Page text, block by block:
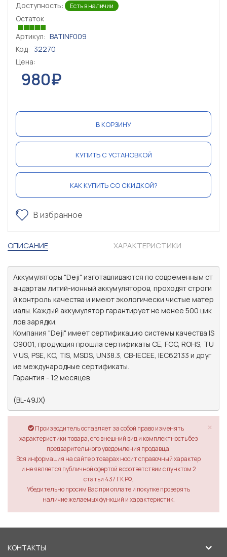
Доступность: Есть в наличии
Остаток
Артикул: BATINF009
Код: 32270
Цена:
980₽
В КОРЗИНУ
КУПИТЬ С УСТАНОВКОЙ
КАК КУПИТЬ СО СКИДКОЙ?
В избранное
ОПИСАНИЕ ХАРАКТЕРИСТИКИ
Аккумуляторы "Deji" изготавливаются по современным ст
андартам литий-ионный аккумуляторов, проходят строги
й контроль качества и имеют экологически чистые матер
иалы. Каждый аккумулятор гарантирует не менее 500 цик
лов зарядки.
Компания "Deji" имеет сертификацию системы качества IS
O9001, продукция прошла сертификаты CE, FCC, ROHS, TU
V US, PSE, KC, TIS, MSDS, UN38.3, CB-IECEE, IEC62133 и друг
ие международные сертификаты.
Гарантия - 12 месяцев
(BL-49JX)
×
Производитель оставляет за собой право изменять
характеристики товара, его внешний вид и комплектность без
предварительного уведомления продавца.
Вся информация на сайте о товарах носит справочный характер
и не является публичной офертой в соответствии с пунктом 2
статьи 437 ГК РФ.
Убедительно просим Вас при оплате и покупке проверять
наличие желаемых функций и характеристик.
КОНТАКТЫ